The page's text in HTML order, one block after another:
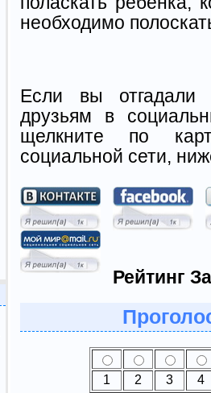
необходимо
Если вы отгадали
друзьям в
щелкните по
социальной сети,
Рейтинг
1 2 3 4